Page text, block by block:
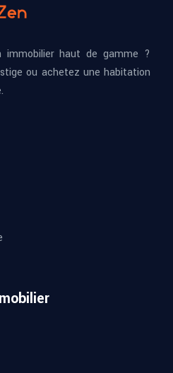
immobilier haut de gamme ?
ou achetez une habitation